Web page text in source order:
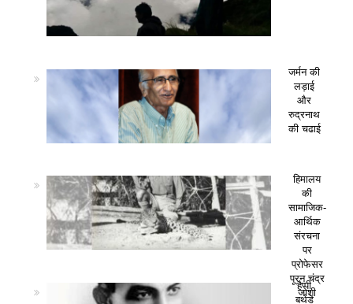
जर्मन की
लड़ाई
और
रुद्रनाथ
की चढाई
हिमालय
की
सामाजिक-
आर्थिक
संरचना
पर
प्रोफेसर
पूरन चंद्र
जोशी
हैप्पी
बर्थडे